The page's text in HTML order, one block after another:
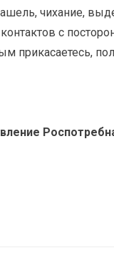
чихание,
с
прикасаетесь,